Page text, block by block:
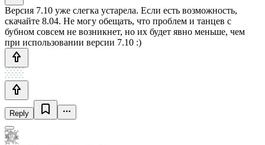
Версия 7.10 уже слегка устарела. Если есть возможность,
скачайте 8.04. Не могу обещать, что проблем и танцев с
бубном совсем не возникнет, но их будет явно меньше, чем
при использовании версии 7.10 :)
Reply